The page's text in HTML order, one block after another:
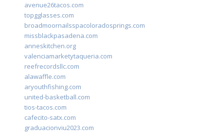
avenue26tacos.com
topgglasses.com
broadmoornailsspacoloradosprings.com
missblackpasadena.com
anneskitchen.org
valenciamarketytaqueria.com
reefrecordsllc.com
alawaffle.com
aryouthfishing.com
united-basketball.com
tios-tacos.com
cafecito-satx.com
graduacionviu2023.com